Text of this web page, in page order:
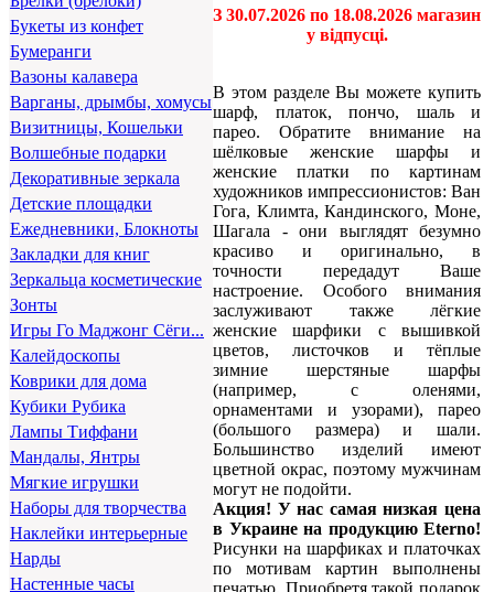
Букеты из конфет
Бумеранги
Вазоны калавера
Варганы, дрымбы, хомусы
Визитницы, Кошельки
Волшебные подарки
Декоративные зеркала
Детские площадки
Ежедневники, Блокноты
Закладки для книг
Зеркальца косметические
Зонты
Игры Го Маджонг Сёги...
Калейдоскопы
Коврики для дома
Кубики Рубика
Лампы Тиффани
Мандалы, Янтры
Мягкие игрушки
Наборы для творчества
Наклейки интерьерные
Нарды
Настенные часы
З 30.07.2026 по 18.08.2026 магазин
у відпусці.
В этом разделе Вы можете купить
шарф, платок, пончо, шаль и
парео. Обратите внимание на
шёлковые женские шарфы и
женские платки по картинам
художников импрессионистов: Ван
Гога, Климта, Кандинского, Моне,
Шагала - они выглядят безумно
красиво и оригинально, в
точности передадут Ваше
настроение. Особого внимания
заслуживают также лёгкие
женские шарфики с вышивкой
цветов, листочков и тёплые
зимние шерстяные шарфы
(например, с оленями,
орнаментами и узорами), парео
(большого размера) и шали.
Большинство изделий имеют
цветной окрас, поэтому мужчинам
могут не подойти.
Акция! У нас самая низкая цена
в Украине на продукцию Eterno!
Рисунки на шарфиках и платочках
по мотивам картин выполнены
печатью. Приобретя такой подарок